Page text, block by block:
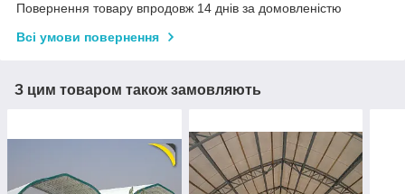
Повернення товару впродовж 14 днів за домовленістю
Всі умови повернення
З цим товаром також замовляють